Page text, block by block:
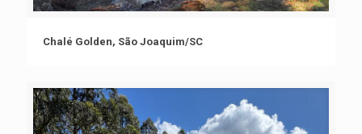
Chalé Golden, São Joaquim/SC
Chalé Golden, São Joaquim/SC